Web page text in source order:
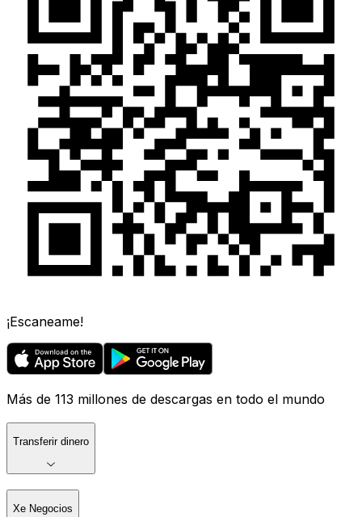
¡Escaneame!
Más de 113 millones de descargas en todo el mundo
Transferir dinero
Xe Negocios